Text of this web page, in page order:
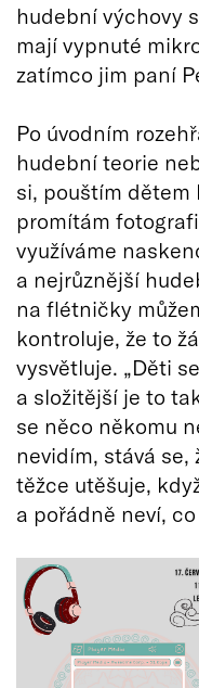
hudební výchovy
mají vypnuté
zatímco jim paní
Po úvodním
hudební teorie
si, pouštím dětem
promítám
využíváme
a nejrůznější
na flétničky
kontroluje, že to
vysvětluje. „Děti
a složitější je to
se něco někomu
nevidím, stává se,
těžce utěšuje,
a pořádně neví,